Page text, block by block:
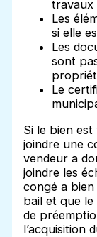
travaux
Les
si elle
Les
sont
Le
Si le bien
joindre une
vendeur a
joindre les
congé a
bail et que
de
l’acquisition